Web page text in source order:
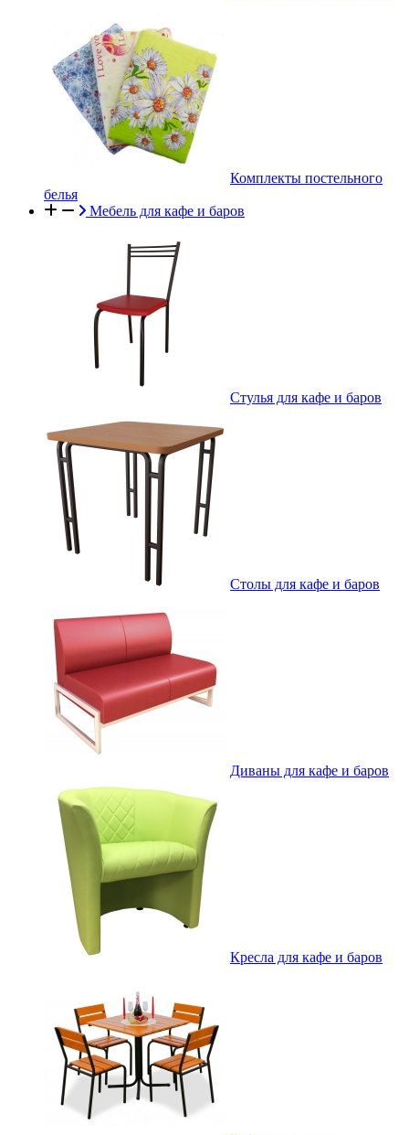
Комплекты постельного
белья
Мебель для кафе и баров
Стулья для кафе и баров
Столы для кафе и баров
Диваны для кафе и баров
Кресла для кафе и баров